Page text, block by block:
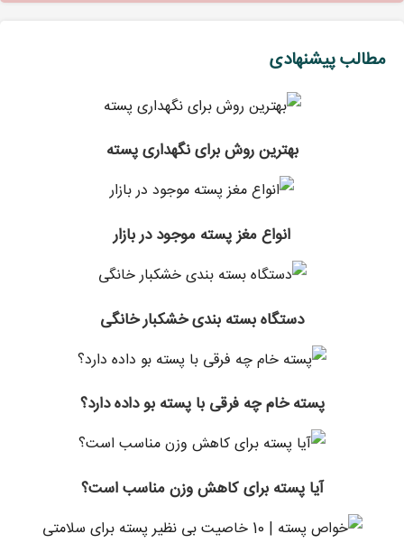
مطالب پیشنهادی
بهترین روش برای نگهداری پسته
انواع مغز پسته موجود در بازار
دستگاه بسته بندی خشکبار خانگی
پسته خام چه فرقی با پسته بو داده دارد؟
آیا پسته برای کاهش وزن مناسب است؟